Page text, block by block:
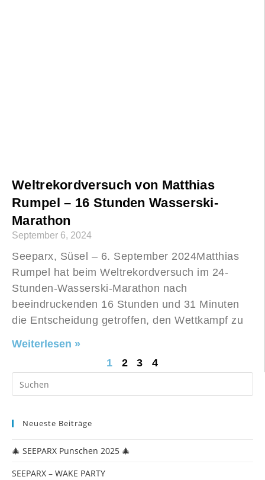
Weltrekordversuch von Matthias
Rumpel – 16 Stunden Wasserski-
Marathon
September 6, 2024
Seeparx, Süsel – 6. September 2024Matthias
Rumpel hat beim Weltrekordversuch im 24-
Stunden-Wasserski-Marathon nach
beeindruckenden 16 Stunden und 31 Minuten
die Entscheidung getroffen, den Wettkampf zu
Weiterlesen »
1
2 3 4
Neueste Beiträge
🎄 SEEPARX Punschen 2025 🎄
SEEPARX – WAKE PARTY